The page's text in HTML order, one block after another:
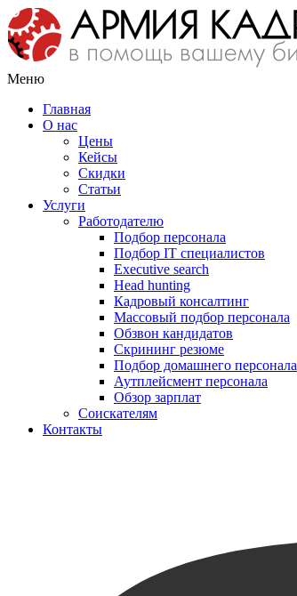
Меню
Главная
О нас
Цены
Кейсы
Скидки
Статьи
Услуги
Работодателю
Подбор персонала
Подбор IT специалистов
Еxecutive search
Head hunting
Кадровый консалтинг
Массовый подбор персонала
Обзвон кандидатов
Скрининг резюме
Подбор домашнего персонала
Аутплейсмент персонала
Обзор зарплат
Соискателям
Контакты